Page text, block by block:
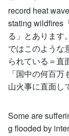
record heat
stating wildfires
る」とあります
ではこのような
られている＝直
「国中の何百
山火事に直面し
Some are
g flooded by